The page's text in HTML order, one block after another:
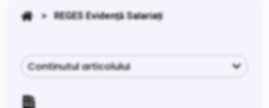
> REGES Evidență Salariați
Continutul articolului